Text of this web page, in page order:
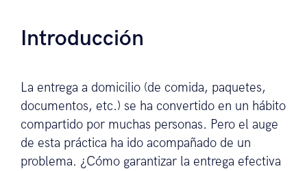
Introducción
La entrega a domicilio (de comida, paquetes,
documentos, etc.) se ha convertido en un hábito
compartido por muchas personas. Pero el auge
de esta práctica ha ido acompañado de un
problema. ¿Cómo garantizar la entrega efectiva